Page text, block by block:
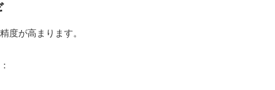
度が高まります。